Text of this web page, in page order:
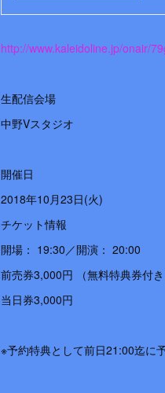
http://www.kaleidoline.jp/onair/
生配信会場
中野Vスタジオ
開催日
2018年10月23日(火)
チケット情報
開場： 19:30／開演： 20:00
前売券3,000円 （無料特典券付き
当日券3,000円
※予約特典として前日21:00迄に